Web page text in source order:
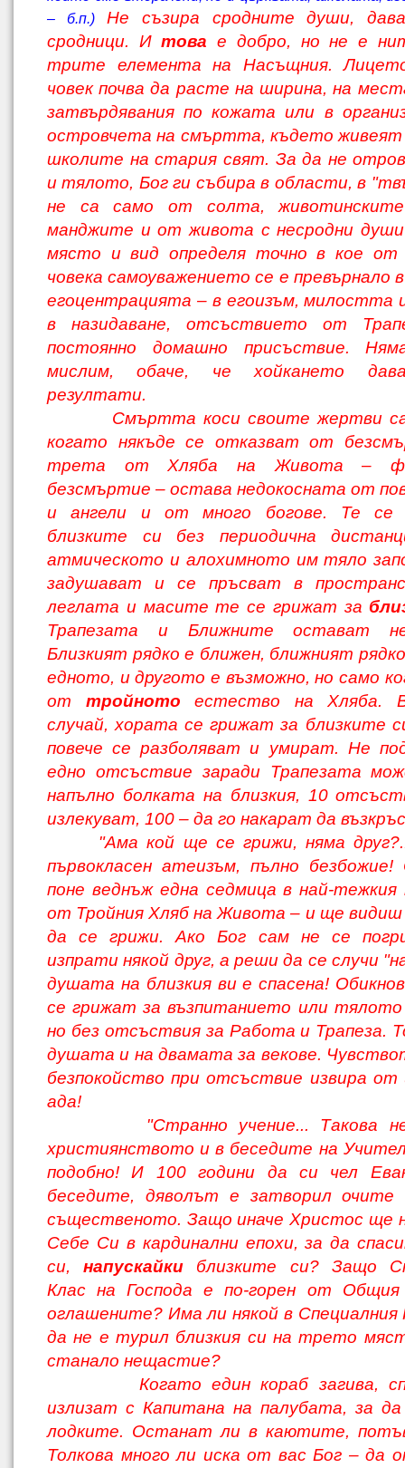
– б.п.)
Не съзира сродните души,
сродници. Итова е добро, но не е
трите елемента на Насъщния.
човек почва да расте на ширина, на
затвърдявания по кожата или в
островчета на смъртта, където живеят
школите на стария свят. За да не
и тялото, Бог ги събира в области, в "
не са само от солта,
манджите и от живота с несродни
място и вид определя точно в кое
човека самоуважението се е превърнало
егоцентрацията – в егоизъм, милостта
в назидаване, отсъствието от
постоянно домашно присъствие.
мислим, обаче, че хойкането
резултати.
Смъртта коси своите жертви
когато някъде се отказват от
трета от Хляба на Живота –
безсмъртие – остава недокосната от
и ангели и от много богове. Те се
близките си без периодична
атмическото и алохимното им тяло
задушават и се пръсват в
леглата и масите те се грижат за
Трапезата и Ближните остават
Близкият рядко е ближен, ближният
едното, и другото е възможно, но само
от тройното естество на Хляба.
случай, хората се грижат за близките
повече се разболяват и умират. Не
едно отсъствие заради Трапезата
напълно болката на близкия, 10
излекуват, 100 – да го накарат да
"Ама кой ще се грижи, няма
първокласен атеизъм, пълно
поне веднъж една седмица в най-
от Тройния Хляб на Живота – и ще видиш
да се грижи. Ако Бог сам не се
изпрати някой друг, а реши да се случи
душата на близкия ви е спасена!
се грижат за възпитанието или тялото
но без отсъствия за Работа и Трапеза.
душата и на двамата за векове.
безпокойство при отсъствие извира
ада!
"Странно учение... Такова
християнството и в беседите на
подобно! И 100 години да си чел
беседите, дяволът е затворил
същественото. Защо иначе Христос ще
Себе Си в кардинални епохи, за да
си,напускайки близките си? Защо
Клас на Господа е по-горен от
оглашените? Има ли някой в Специалния
да не е турил близкия си на трето
станало нещастие?
Когато един кораб загива,
излизат с Капитана на палубата, за
лодките. Останат ли в каютите,
Толкова много ли иска от вас Бог – да